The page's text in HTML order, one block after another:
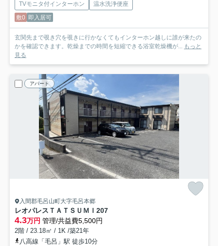
TVモニタ付インターホン
温水洗浄便座
敷0 即入居可
玄関先まで覗き穴を覗きに行かなくてもインターホン越しに誰が来たの
かを確認できます。乾燥までの時間を短縮できる浴室乾燥機が... もっと
見る
アパート
入間郡毛呂山町大字毛呂本郷
レオパレスＴＡＴＳＵＭＩ 207
4.3万円 管理/共益費5,500円
2階 / 23.18㎡ / 1K /築21年
八高線「毛呂」駅 徒歩10分